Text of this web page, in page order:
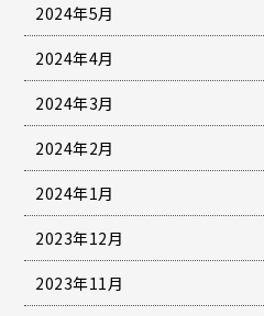
2024年5月
2024年4月
2024年3月
2024年2月
2024年1月
2023年12月
2023年11月